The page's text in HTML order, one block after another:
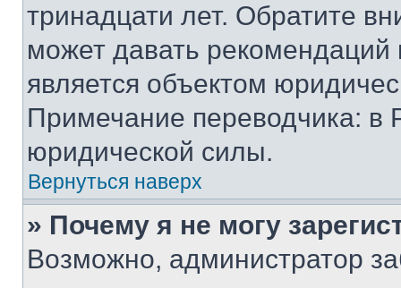
тринадцати лет. Обратите
может давать
является объектом
Примечание переводчика: в
юридической силы.
Вернуться наверх
» Почему я не могу
Возможно, администратор